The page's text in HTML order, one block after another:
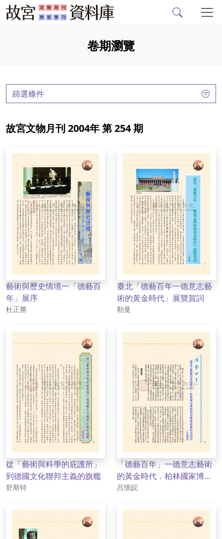
故宮文物月刊、故宮學
卷期瀏覽
篩選條件
故宮文物月刊 2004年 第 254 期
藝術與歷史情境一「德藝百
年」展序
作者
杜正勝
臺北「德藝百年一德意志藝
術的黃金時代」展覽賀詞
作者
勒曼
從「藝術與科學的庇護所」
到德國文化聯邦主義的旗艦
作者
舒斯特
「德藝百年」一德意志藝術
的黃金時代．柏林國家博物
館珍藏展策展始末側寫
作者
呂憶皖